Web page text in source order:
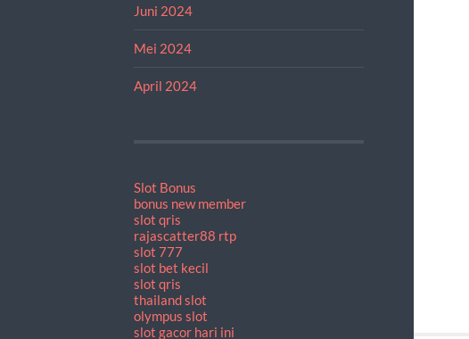
Juni 2024
Mei 2024
April 2024
Slot Bonus
bonus new member
slot qris
rajascatter88 rtp
slot 777
slot bet kecil
slot qris
thailand slot
olympus slot
slot gacor hari ini